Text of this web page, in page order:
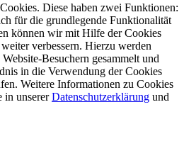
Diese haben zwei Funktionen:
für die grundlegende Funktionalität
können wir mit Hilfe der Cookies
verbessern. Hierzu werden
Besuchern gesammelt und
in die Verwendung der Cookies
Weitere Informationen zu Cookies
in unsererDatenschutzerklärung und